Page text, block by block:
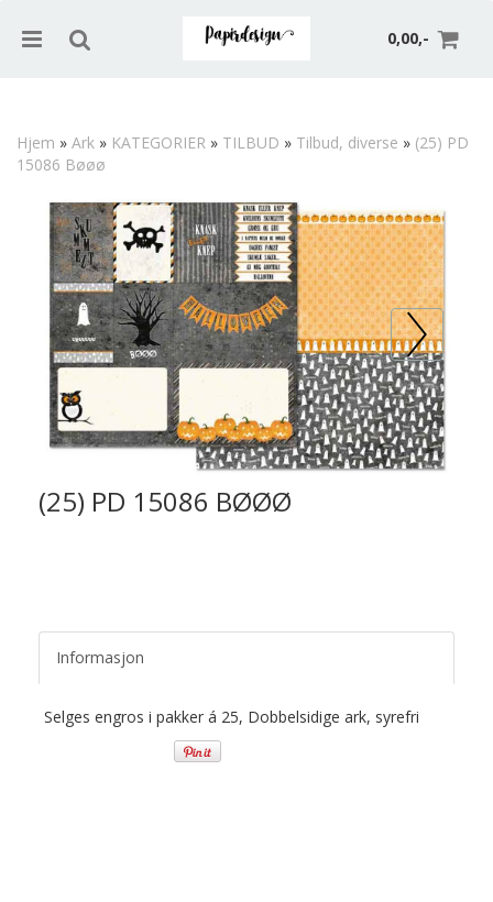
0,00,-
Hjem » Ark » KATEGORIER » TILBUD » Tilbud, diverse » (25) PD
15086 Bøøø
(25) PD 15086 BØØØ
Informasjon
Selges engros i pakker á 25, Dobbelsidige ark, syrefri
Trykk ENTER for å søke